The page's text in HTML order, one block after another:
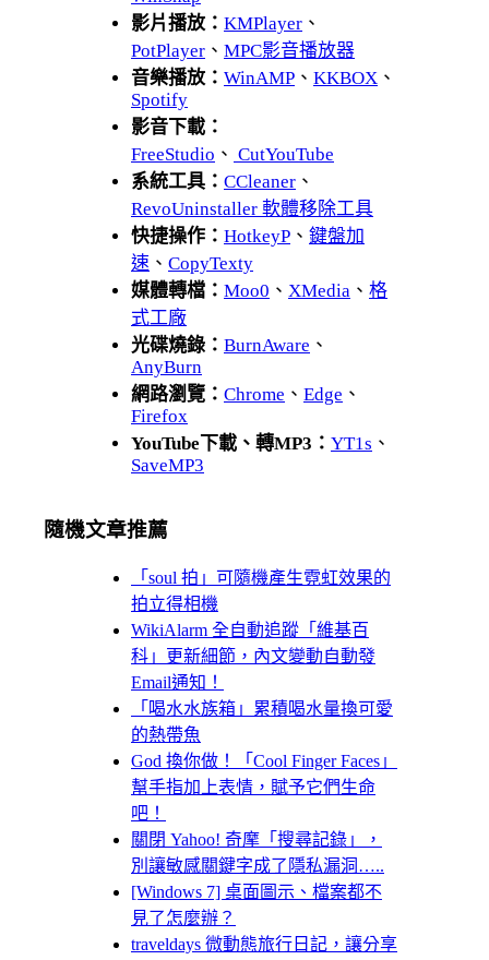
影片播放： KMPlayer 、
PotPlayer 、 MPC影音播放器
音樂播放： WinAMP 、 KKBOX 、
Spotify
影音下載：
FreeStudio 、 CutYouTube
系統工具： CCleaner 、
RevoUninstaller 軟體移除工具
快捷操作： HotkeyP 、 鍵盤加
速 、 CopyTexty
媒體轉檔： Moo0 、 XMedia 、 格
式工廠
光碟燒錄： BurnAware 、
AnyBurn
網路瀏覽： Chrome 、 Edge 、
Firefox
YouTube下載、轉MP3： YT1s 、
SaveMP3
隨機文章推薦
「soul 拍」可隨機產生霓虹效果的
拍立得相機
WikiAlarm 全自動追蹤「維基百
科」更新細節，內文變動自動發
Email通知！
「喝水水族箱」累積喝水量換可愛
的熱帶魚
God 換你做！「Cool Finger Faces」
幫手指加上表情，賦予它們生命
吧！
關閉 Yahoo! 奇摩「搜尋記錄」，
別讓敏感關鍵字成了隱私漏洞…..
[Windows 7] 桌面圖示、檔案都不
見了怎麼辦？
traveldays 微動態旅行日記，讓分享